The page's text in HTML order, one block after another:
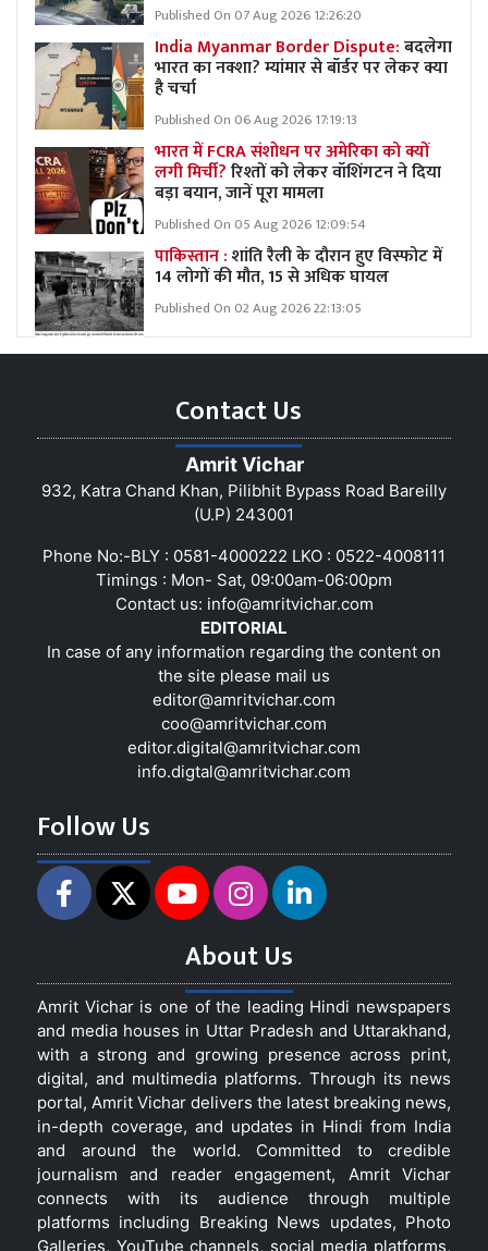
Published On 07 Aug 2026 12:26:20
India Myanmar Border Dispute:बदलेगा
भारत का नक्शा? म्यांमार से बॉर्डर पर लेकर क्या
है चर्चा
Published On 06 Aug 2026 17:19:13
भारत में FCRA संशोधन पर अमेरिका को क्यों
लगी मिर्ची?रिश्तों को लेकर वॉशिंगटन ने दिया
बड़ा बयान, जानें पूरा मामला
Published On 05 Aug 2026 12:09:54
पाकिस्तान :शांति रैली के दौरान हुए विस्फोट में
14 लोगों की मौत, 15 से अधिक घायल
Published On 02 Aug 2026 22:13:05
Contact Us
Amrit Vichar
932, Katra Chand Khan, Pilibhit Bypass Road Bareilly
(U.P) 243001
Phone No:-BLY : 0581-4000222 LKO : 0522-4008111
Timings : Mon- Sat, 09:00am-06:00pm
Contact us: info@amritvichar.com
EDITORIAL
In case of any information regarding the content on
the site please mail us
editor@amritvichar.com
coo@amritvichar.com
editor.digital@amritvichar.com
info.digtal@amritvichar.com
Follow Us
About Us
Amrit Vichar is one of the leading Hindi newspapers
and media houses in Uttar Pradesh and Uttarakhand,
with a strong and growing presence across print,
digital, and multimedia platforms. Through its news
portal, Amrit Vichar delivers the latest breaking news,
in-depth coverage, and updates in Hindi from India
and around the world. Committed to credible
journalism and reader engagement, Amrit Vichar
connects with its audience through multiple
platforms including Breaking News updates, Photo
Galleries, YouTube channels, social media platforms,